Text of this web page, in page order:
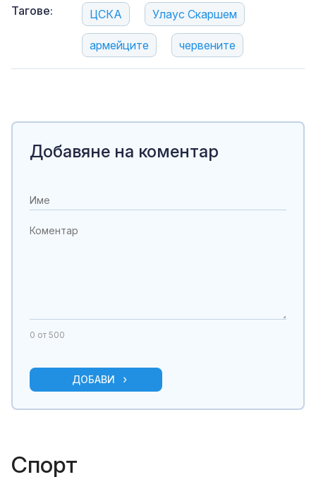
Тагове: ЦСКА Улаус Скаршем
армейците червените
Добавяне на коментар
0 от 500
ДОБАВИ
Спорт